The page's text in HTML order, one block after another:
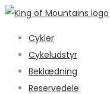
Cykler
Cykeludstyr
Beklædning
Reservedele